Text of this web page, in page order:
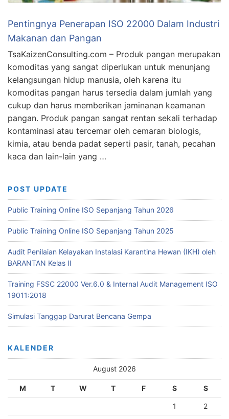
Pentingnya Penerapan ISO 22000 Dalam Industri
Makanan dan Pangan
TsaKaizenConsulting.com – Produk pangan merupakan
komoditas yang sangat diperlukan untuk menunjang
kelangsungan hidup manusia, oleh karena itu
komoditas pangan harus tersedia dalam jumlah yang
cukup dan harus memberikan jaminanan keamanan
pangan. Produk pangan sangat rentan sekali terhadap
kontaminasi atau tercemar oleh cemaran biologis,
kimia, atau benda padat seperti pasir, tanah, pecahan
kaca dan lain-lain yang …
POST UPDATE
Public Training Online ISO Sepanjang Tahun 2026
Public Training Online ISO Sepanjang Tahun 2025
Audit Penilaian Kelayakan Instalasi Karantina Hewan (IKH) oleh
BARANTAN Kelas II
Training FSSC 22000 Ver.6.0 & Internal Audit Management ISO
19011:2018
Simulasi Tanggap Darurat Bencana Gempa
KALENDER
August 2026
M T W T F S S
1 2